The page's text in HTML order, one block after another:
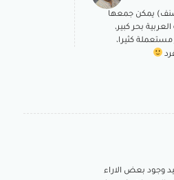
يمكن جمعها
بحر كبير،
كثيرا،
وجود بعض الاراء